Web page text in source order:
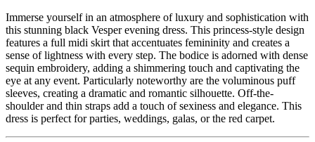
Immerse yourself in an atmosphere of luxury and sophistication with
this stunning black Vesper evening dress. This princess-style design
features a full midi skirt that accentuates femininity and creates a
sense of lightness with every step. The bodice is adorned with dense
sequin embroidery, adding a shimmering touch and captivating the
eye at any event. Particularly noteworthy are the voluminous puff
sleeves, creating a dramatic and romantic silhouette. Off-the-
shoulder and thin straps add a touch of sexiness and elegance. This
dress is perfect for parties, weddings, galas, or the red carpet.